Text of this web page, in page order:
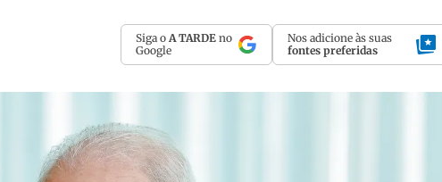
Siga o A TARDE no
Google
Nos adicione às suas
fontes preferidas